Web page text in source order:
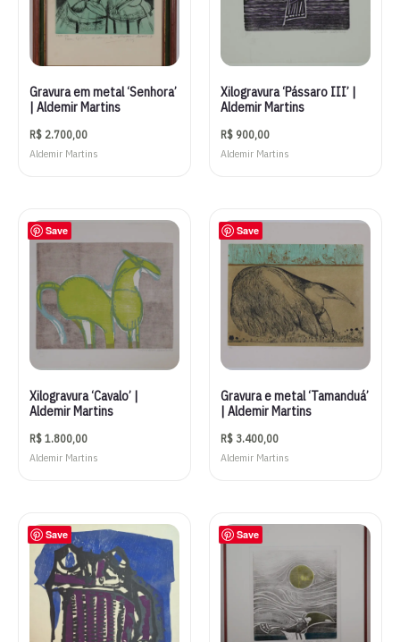
Gravura em metal ‘Senhora’
| Aldemir Martins
R$ 2.700,00
Aldemir Martins
Xilogravura ‘Pássaro III’ |
Aldemir Martins
R$ 900,00
Aldemir Martins
Save
Xilogravura ‘Cavalo’ |
Aldemir Martins
R$1.800,00
Aldemir Martins
Save
Gravura e metal ‘Tamanduá’
| Aldemir Martins
R$ 3.400,00
Aldemir Martins
Save Save